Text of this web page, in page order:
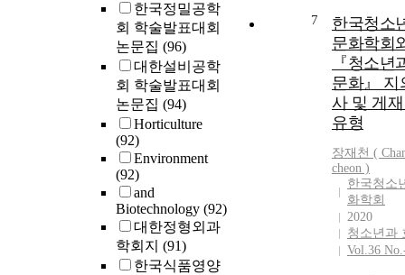
한국정밀공학
회 학술발표대회
논문집 (96)
대한설비공학
회 학술발표대회
논문집 (94)
Horticulture
(92)
Environment
(92)
and
Biotechnology (92)
대한정형외과
학회지 (91)
한국식품영양
7
한국청소
문화학회
『청소년
문화』 지
사 및 게
유형
장재천 (
cheon )
한국청소
화학회
2020
청소년과
Vol.36